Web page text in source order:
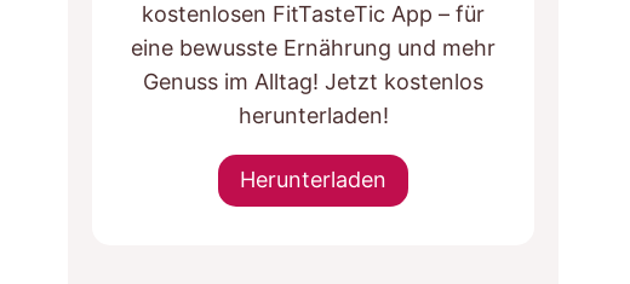
kostenlosen FitTasteTic App – für
eine bewusste Ernährung und mehr
Genuss im Alltag! Jetzt kostenlos
herunterladen!
Herunterladen